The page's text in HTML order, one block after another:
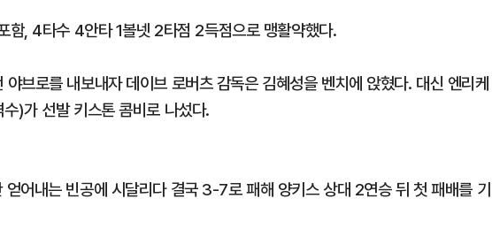
함, 4타수 4안타 1볼넷 2타점 2득점으로 맹활약했다.
브로를 내보내자 데이브 로버츠 감독은 김혜성을 벤치에 앉혔다. 대신 엔리케
)가 선발 키스톤 콤비로 나섰다.
어내는 빈공에 시달리다 결국 3-7로 패해 양키스 상대 2연승 뒤 첫 패배를 기